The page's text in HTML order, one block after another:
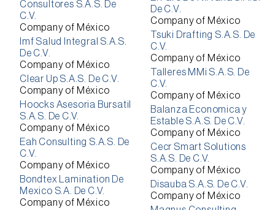
Consultores S.A.S. De
C.V.
Company of México
Imf Salud Integral S.A.S.
De C.V.
Company of México
Clear Up S.A.S. De C.V.
Company of México
Hoocks Asesoria Bursatil
S.A.S. De C.V.
Company of México
Eah Consulting S.A.S. De
C.V.
Company of México
Bondtex Lamination De
Mexico S.A. De C.V.
Company of México
De C.V.
Company of México
Tsuki Drafting S.A.S. De
C.V.
Company of México
Talleres MMi S.A.S. De
C.V.
Company of México
Balanza Economica y
Estable S.A.S. De C.V.
Company of México
Cecr Smart Solutions
S.A.S. De C.V.
Company of México
Disauba S.A.S. De C.V.
Company of México